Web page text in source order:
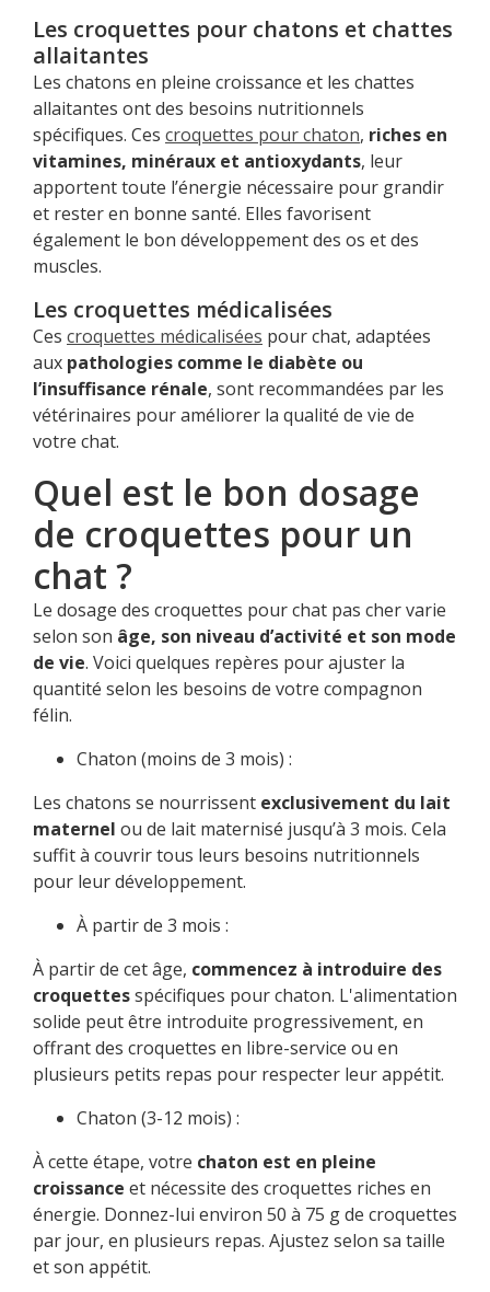
Les croquettes pour chatons et chattes
allaitantes
Les chatons en pleine croissance et les chattes
allaitantes ont des besoins nutritionnels
spécifiques. Ces croquettes pour chaton, riches en
vitamines, minéraux et antioxydants, leur
apportent toute l’énergie nécessaire pour grandir
et rester en bonne santé. Elles favorisent
également le bon développement des os et des
muscles.
Les croquettes médicalisées
Ces croquettes médicalisées pour chat, adaptées
aux pathologies comme le diabète ou
l’insuffisance rénale, sont recommandées par les
vétérinaires pour améliorer la qualité de vie de
votre chat.
Quel est le bon dosage
de croquettes pour un
chat ?
Le dosage des croquettes pour chat pas cher varie
selon son âge, son niveau d’activité et son mode
de vie. Voici quelques repères pour ajuster la
quantité selon les besoins de votre compagnon
félin.
Chaton (moins de 3 mois) :
Les chatons se nourrissent exclusivement du lait
maternel ou de lait maternisé jusqu’à 3 mois. Cela
suffit à couvrir tous leurs besoins nutritionnels
pour leur développement.
À partir de 3 mois :
À partir de cet âge, commencez à introduire des
croquettesspécifiques pour chaton. L'alimentation
solide peut être introduite progressivement, en
offrant des croquettes en libre-service ou en
plusieurs petits repas pour respecter leur appétit.
Chaton (3-12 mois) :
À cette étape, votre chaton est en pleine
croissance et nécessite des croquettes riches en
énergie. Donnez-lui environ 50 à 75 g de croquettes
par jour, en plusieurs repas. Ajustez selon sa taille
et son appétit.